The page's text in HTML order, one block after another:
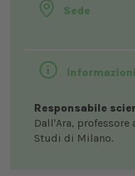
Sede
Informazioni
Responsabile
Dall'Ara,
Studi di Milano.